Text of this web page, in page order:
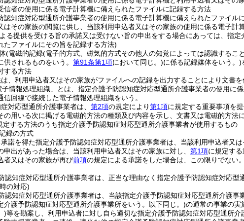
信者の使用に係る電子計算機に備えられたファイルに記録する方法
認知症対応型通所介護事業者の使用に係る電子計算機に備えられたファイル
はその家族の閲覧に供し、当該利用申込者又はその家族の使用に係る電子
る提供を受ける旨の承諾又は受けない旨の申出をする場合にあっては、指
たファイルにその旨を記録する方法)
(電磁的記録(電子的方式、磁気的方式その他人の知覚によっては認識するこ
されるものをいう。 第91条第1項において同じ。)に係る記録媒体をいう。)
する方法
、利用申込者又はその家族がファイルへの記録を出力することにより文書
子情報処理組織」とは、指定介護予防認知症対応型通所介護事業者の使用に
信回線で接続した電子情報処理組織をいう。
対応型通所介護事業者は、 第2項の規定により第1項に規定する重要事項を
の用いる次に掲げる電磁的方法の種類及び内容を示し、文書又は電磁的方法
定する方法のうち指定介護予防認知症対応型通所介護事業者が使用するもの
録の方式
諾を得た指定介護予防認知症対応型通所介護事業者は、当該利用申込者又
申出があった場合は、当該利用申込者又はその家族に対し、 第1項に規定す
者又はその家族が再び前項の規定による承諾をした場合は、この限りでない。
認知症対応型通所介護事業者は、正当な理由なく指定介護予防認知症対応型
の対応)
認知症対応型通所介護事業者は、当該指定介護予防認知症対応型通所介護事
介護予防認知症対応型通所介護事業所をいう。以下同じ。)の通常の事業の実
)等を勘案し、利用申込者に対し自ら適切な指定介護予防認知症対応型通所